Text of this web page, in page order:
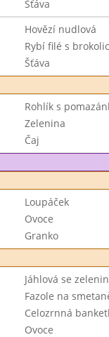
Šťáva
Hovězí nudlová
Rybí filé s
Šťáva
Rohlík s
Zelenina
Čaj
Loupáček
Ovoce
Granko
Jáhlová se
Fazole na
Celozrnná
Ovoce